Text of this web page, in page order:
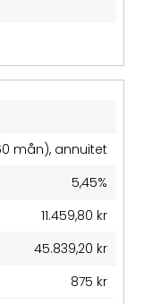
mån), annuitet
5,45%
11.459,80 kr
45.839,20 kr
875 kr